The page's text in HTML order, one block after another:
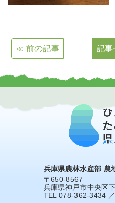
≪ 前の記事 記事
兵庫県農林水産部 農
〒650-8567
兵庫県神戸市中央区
TEL 078-362-3434